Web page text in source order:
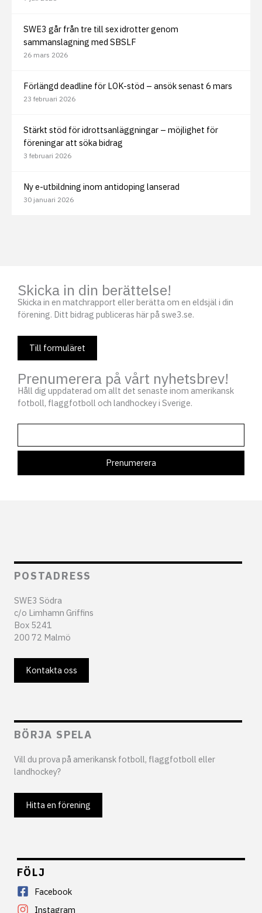
SWE3 går från tre till sex idrotter genom
sammanslagning med SBSLF
26 mars 2026
Förlängd deadline för LOK-stöd – ansök senast 6 mars
23 februari 2026
Stärkt stöd för idrottsanläggningar – möjlighet för
föreningar att söka bidrag
3 februari 2026
Ny e-utbildning inom antidoping lanserad
30 januari 2026
Skicka in din berättelse!
Skicka in en matchrapport eller berätta om en eldsjäl i din
förening. Ditt bidrag publiceras här på swe3.se.
Till formuläret
Prenumerera på vårt nyhetsbrev!
Håll dig uppdaterad om allt det senaste inom amerikansk
fotboll, flaggfotboll och landhockey i Sverige.
POSTADRESS
SWE3 Södra
c/o Limhamn Griffins
Box 5241
200 72 Malmö
Kontakta oss
BÖRJA SPELA
Vill du prova på amerikansk fotboll, flaggfotboll eller
landhockey?
Hitta en förening
FÖLJ
Facebook
Instagram